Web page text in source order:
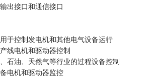
出接口和通信接口
用于控制发电机和其他电气设备运行
线电机和驱动器控制
、石油、天然气等行业的过程设备控制
备电机和驱动器监控